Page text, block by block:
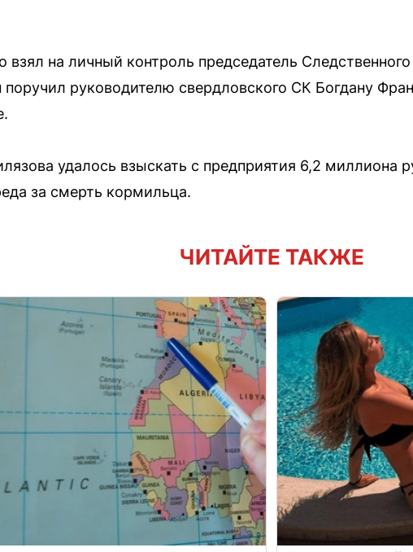
взял на личный контроль председатель
руководителю свердловского СК Богдану
удалось взыскать с предприятия 6,2 миллиона
за смерть кормильца.
ЧИТАЙТЕ ТАКЖЕ